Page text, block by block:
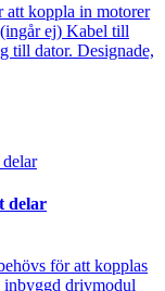
koppla in motorer
ej) Kabel till
till dator. Designade,
delar
för att kopplas
drivmodul